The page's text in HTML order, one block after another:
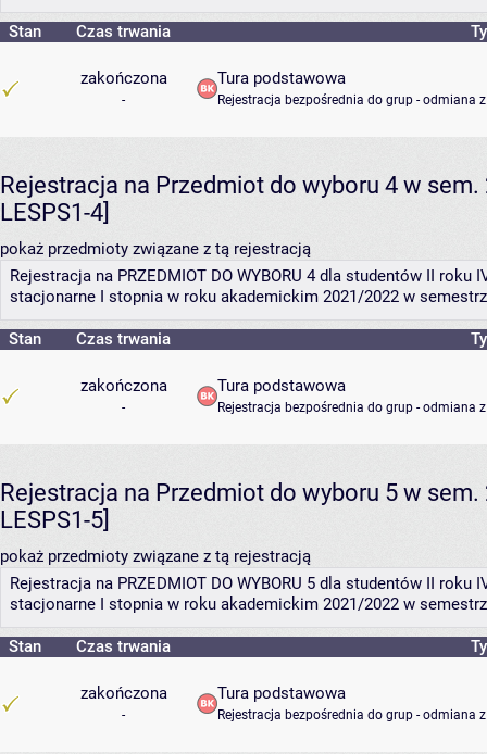
Stan Czas trwania
zakończona
-
Tura podstawowa
Rejestracja bezpośrednia do grup - odmiana
Rejestracja na Przedmiot do wyboru 4 w
LESPS1-4]
pokaż przedmioty związane z tą rejestracją
Rejestracja na PRZEDMIOT DO WYBORU 4 dla studentów II
stacjonarne I stopnia w roku akademickim 2021/2022 w
Stan Czas trwania
zakończona
-
Tura podstawowa
Rejestracja bezpośrednia do grup - odmiana
Rejestracja na Przedmiot do wyboru 5 w
LESPS1-5]
pokaż przedmioty związane z tą rejestracją
Rejestracja na PRZEDMIOT DO WYBORU 5 dla studentów II
stacjonarne I stopnia w roku akademickim 2021/2022 w
Stan Czas trwania
zakończona
-
Tura podstawowa
Rejestracja bezpośrednia do grup - odmiana